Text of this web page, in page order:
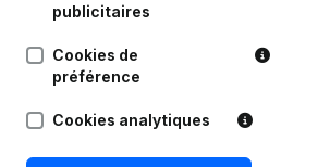
publicitaires
Cookies de
préférence
Cookies analytiques
Compliance et prévention
de la fraude
Consulter des comptes